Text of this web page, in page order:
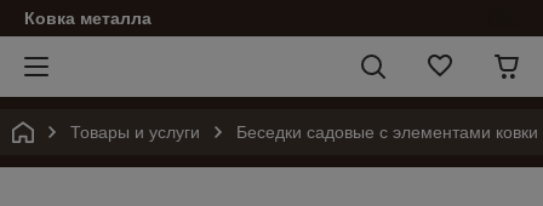
Ковка металла
Товары и услуги Беседки садовые с элементами ковки